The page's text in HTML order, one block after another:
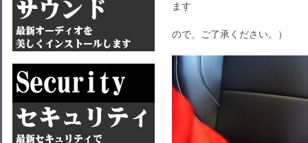
ます
ので、ご了承ください。）